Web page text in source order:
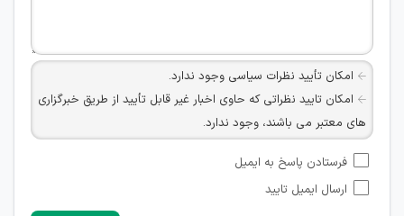
امکان تأیید نظرات سیاسی وجود ندارد.
امکان تایید نظراتی که حاوی اخبار غیر قابل تأیید از طریق خبرگزاری
های معتبر می باشند، وجود ندارد.
شبکه های مجازی ارتباطی می باشند وجود ندارد.
امکان تأیید نظرات کاربرانی که به هر طریقی قصد مأیوس کردن
فرستادن پاسخ به ایمیل
ارسال ایمیل تایید